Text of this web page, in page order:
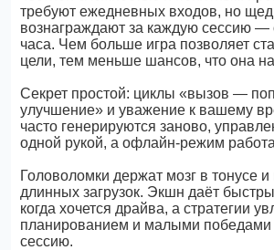
требуют ежедневных входов, но
вознаграждают за каждую сессию —
часа. Чем больше игра позволяет
цели, тем меньше шансов, что она
Секрет простой: циклы «вызов —
улучшение» и уважение к вашему
часто генерируются заново,
одной рукой, а офлайн-режим
Головоломки держат мозг в тонусе
длинных загрузок. Экшн даёт
когда хочется драйва, а стратегии
планированием и малыми
сессию.